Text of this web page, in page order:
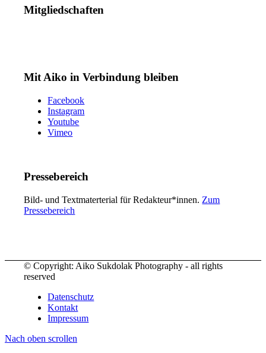
Mitgliedschaften
Mit Aiko in Verbindung bleiben
Facebook
Instagram
Youtube
Vimeo
Pressebereich
Bild- und Textmaterterial für Redakteur*innen. Zum
Pressebereich
© Copyright: Aiko Sukdolak Photography - all rights
reserved
Datenschutz
Kontakt
Impressum
Nach oben scrollen